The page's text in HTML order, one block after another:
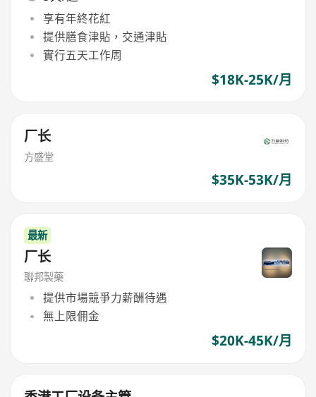
享有年終花紅
提供膳食津貼，交通津貼
實行五天工作周
$18K-25K/月
厂长
方盛堂
$35K-53K/月
最新
厂长
聯邦製藥
提供市場競爭力薪酬待遇
無上限佣金
$20K-45K/月